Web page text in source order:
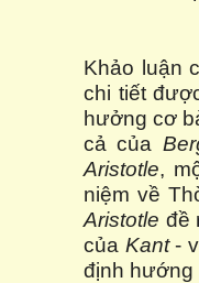
Khảo luận
chi tiết
hưởng cơ
cả của
Aristotle,
niệm về
Aristotle đề
của Kant-
định hướng